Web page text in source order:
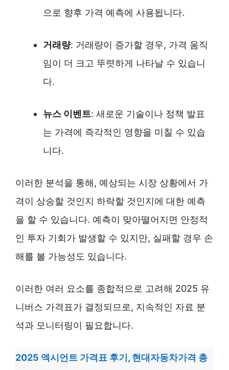
으로 향후 가격 예측에 사용됩니다.
거래량: 거래량이 증가할 경우, 가격 움직
임이 더 크고 뚜렷하게 나타날 수 있습니
다.
뉴스 이벤트: 새로운 기술이나 정책 발표
는 가격에 즉각적인 영향을 미칠 수 있습
니다.
이러한 분석을 통해, 예상되는 시장 상황에서 가
격이 상승할 것인지 하락할 것인지에 대한 예측
을 할 수 있습니다. 예측이 맞아떨어지면 안정적
인 투자 기회가 발생할 수 있지만, 실패할 경우 손
해를 볼 가능성도 있습니다.
이러한 여러 요소를 종합적으로 고려해 2025 유
니버스 가격표가 결정되므로, 지속적인 자료 분
석과 모니터링이 필요합니다.
2025 엑시언트 가격표 후기, 현대자동차가격 총